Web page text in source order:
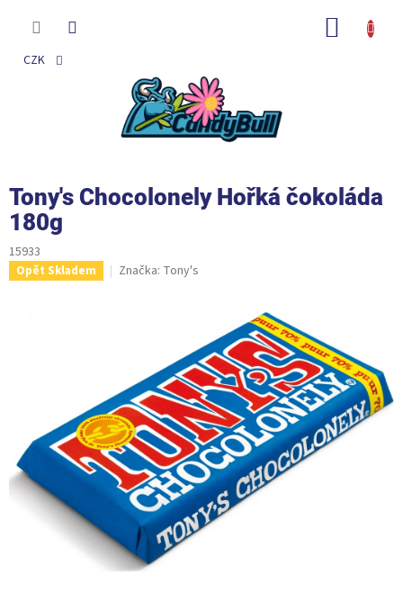
CZK
Tony's Chocolonely Hořká čokoláda
180g
15933
Opět Skladem Značka: Tony's